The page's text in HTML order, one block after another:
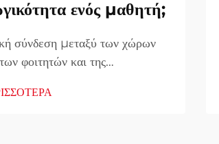
ενός μαθητή;
σύνδεση μεταξύ των χώρων
φοιτητών και της
περισσότερο από έναν